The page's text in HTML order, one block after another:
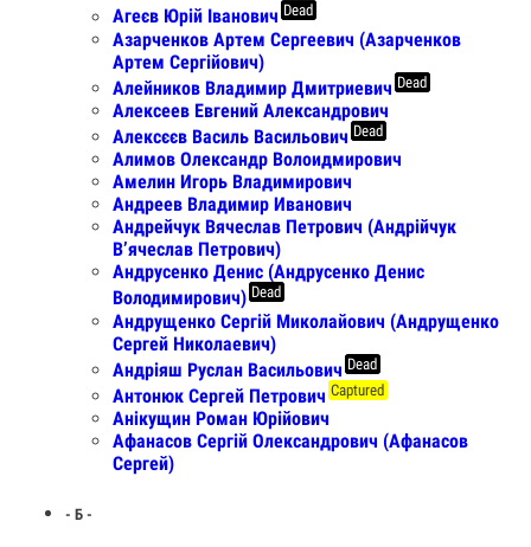
Агеєв Юрій Іванович Dead
Азарченков Артем Сергеевич (Азарченков
Артем Сергійович)
Алейников Владимир Дмитриевич Dead
Алексеев Евгений Александрович
Алексєєв Василь Васильович Dead
Алимов Олександр Волоидмирович
Амелин Игорь Владимирович
Андреев Владимир Иванович
Андрейчук Вячеслав Петрович (Андрійчук
Вʼячеслав Петрович)
Андрусенко Денис (Андрусенко Денис
Володимирович) Dead
Андрущенко Сергій Миколайович (Андрущенко
Сергей Николаевич)
Андріяш Руслан Васильович Dead
Антонюк Сергей Петрович Captured
Анікущин Роман Юрійович
Афанасов Сергій Олександрович (Афанасов
Сергей)
- Б -